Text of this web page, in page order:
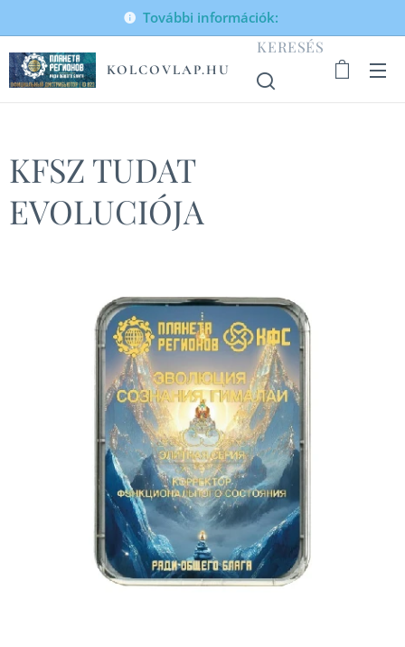
További információk:
KOLCOVLAP.HU
KERESÉS
KFSZ TUDAT
EVOLUCIÓJA